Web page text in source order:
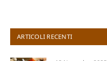
ARTICOLI RECENTI